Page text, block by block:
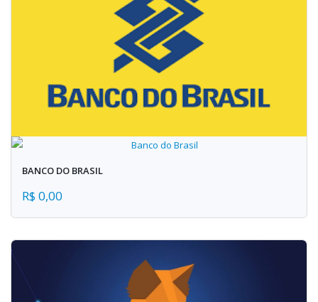
BANCO DO BRASIL
R$ 0,00